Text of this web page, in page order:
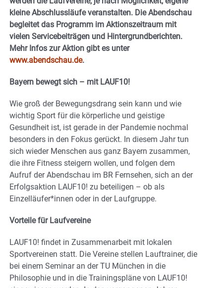
kleine Abschlussläufe veranstalten. Die Abendschau
begleitet das Programm im Aktionszeitraum mit
vielen Servicebeiträgen und Hintergrundberichten.
Mehr Infos zur Aktion gibt es unter
www.abendschau.de.
Bayern bewegt sich – mit LAUF10!
Wie groß der Bewegungsdrang sein kann und wie
wichtig Sport für die körperliche und geistige
Gesundheit ist, ist gerade in der Pandemie nochmal
besonders in den Fokus gerückt. In diesem Jahr tun
sich wieder Menschen aus ganz Bayern zusammen,
die ihre Fitness steigern wollen, und folgen dem
Aufruf der Abendschau im BR Fernsehen, sich an der
Erfolgsaktion LAUF10! zu beteiligen – ob als
Einzelläufer*innen oder in der Laufgruppe.
Vorteile für Laufvereine
LAUF10! findet in Zusammenarbeit mit lokalen
Sportvereinen statt. Die Vereine stellen Lauftrainer, die
bei einem Seminar an der TU München in die
Philosophie und in die Trainingspläne von LAUF10!